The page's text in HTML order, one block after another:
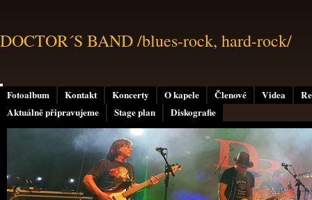
Fotoalbum Kontakt Koncerty O kapele Členové Videa
Aktuálně připravujeme
Stage plan Diskografie
DOCTOR´S BAND /blues-rock, hard-rock/